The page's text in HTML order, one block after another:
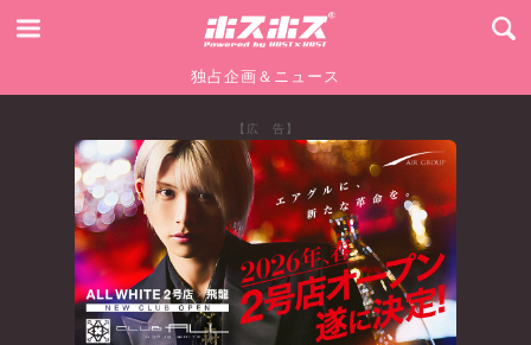
独占企画＆ニュース
【広 告】